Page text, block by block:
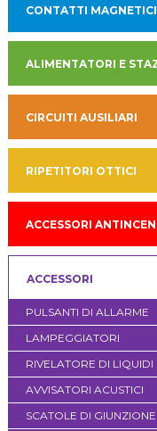
CONTATTI MAGNETICI
ALIMENTATORI E
CIRCUITI AUSILIARI
RIPETITORI OTTICI
ACCESSORI
ACCESSORI
PULSANTI DI ALLARME
LAMPEGGIATORI
RIVELATORE DI LIQUIDI
AVVISATORI ACUSTICI
SCATOLE DI GIUNZIONE